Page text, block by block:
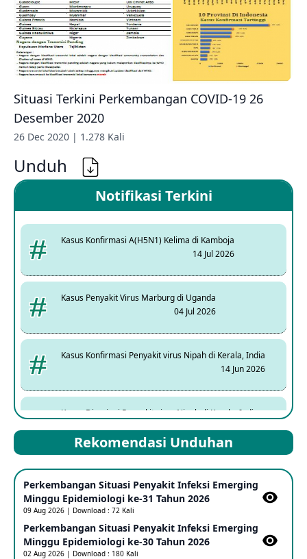
Situasi Terkini Perkembangan COVID-19 26
Desember 2020
26 Dec 2020 | 1.278 Kali
Unduh
Notifikasi Terkini
Kasus Konfirmasi A(H5N1) Kelima di Kamboja
14 Jul 2026
Kasus Penyakit Virus Marburg di Uganda
04 Jul 2026
Kasus Konfirmasi Penyakit virus Nipah di Kerala, India
14 Jun 2026
Kasus Dicurigai Penyakit virus Nipah di Kerala, India
Mpox Clade 1b di Taiwan
25 May 2026
Update Informasi PHEIC Penyakit Ebola
23 May 2026
Rekomendasi Unduhan
Perkembangan Situasi Penyakit Infeksi Emerging
Minggu Epidemiologi ke-31 Tahun 2026
09 Aug 2026 | Download : 72 Kali
Perkembangan Situasi Penyakit Infeksi Emerging
Minggu Epidemiologi ke-30 Tahun 2026
02 Aug 2026 | Download : 180 Kali